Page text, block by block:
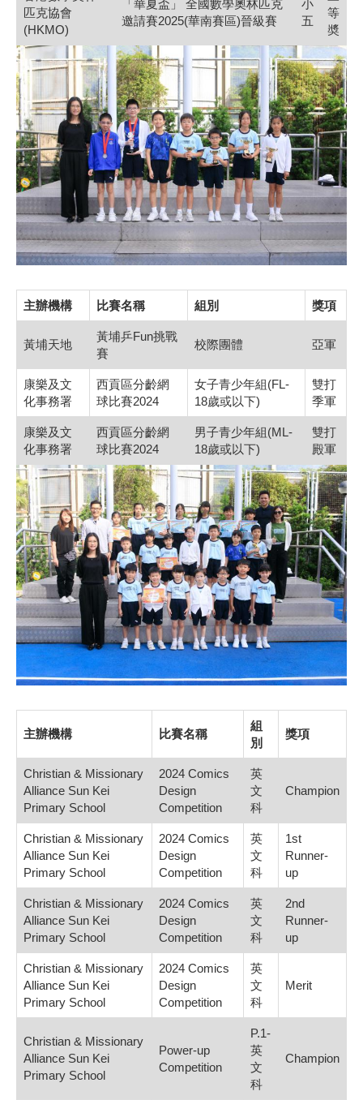
匹克協會
(HKMO)
「華夏盃」 全國數學奧林匹克
邀請賽2025(華南賽區)晉級賽
小
五
等
奬
主辦機構 比賽名稱 組別 獎項
黃埔天地
黃埔乒Fun挑戰
賽
校際團體 亞軍
康樂及文
化事務署
西貢區分齡網
球比賽2024
女子青少年組(FL-
18歲或以下)
雙打
季軍
康樂及文
化事務署
西貢區分齡網
球比賽2024
男子青少年組(ML-
18歲或以下)
雙打
殿軍
主辦機構 比賽名稱
組
別
獎項
Christian & Missionary
Alliance Sun Kei
Primary School
2024 Comics
Design
Competition
英
文
科
Champion
Christian & Missionary
Alliance Sun Kei
Primary School
2024 Comics
Design
Competition
英
文
科
1st
Runner-
up
Christian & Missionary
Alliance Sun Kei
Primary School
2024 Comics
Design
Competition
英
文
科
2nd
Runner-
up
Christian & Missionary
Alliance Sun Kei
Primary School
2024 Comics
Design
Competition
英
文
科
Merit
Christian & Missionary
Alliance Sun Kei
Primary School
Power-up
Competition
P.1-
英
文
科
Champion